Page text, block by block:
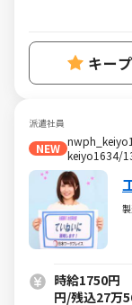
キー
派遣社員
NEW keiyo1634/
時給1750円
円/残込27万